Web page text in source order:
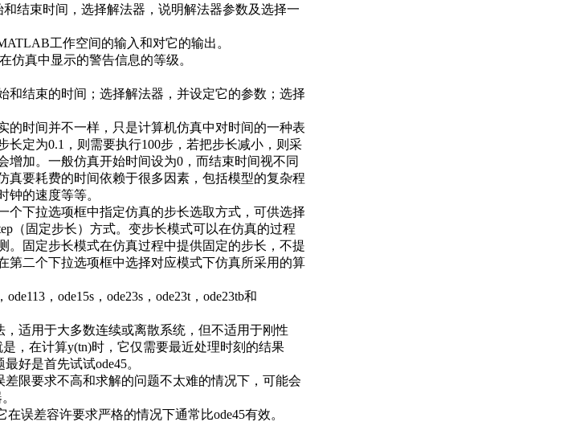
结束时间，选择解法器，说明解法器参数及选择一
工作空间的输入和对它的输出。
仿真中显示的警告信息的等级。
和结束的时间；选择解法器，并设定它的参数；选择
的时间并不一样，只是计算机仿真中对时间的一种表
长定为0.1，则需要执行100步，若把步长减小，则采
增加。一般仿真开始时间设为0，而结束时间视不同
真要耗费的时间依赖于很多因素，包括模型的复杂程
钟的速度等等。
个下拉选项框中指定仿真的步长选取方式，可供选择
（固定步长）方式。变步长模式可以在仿真的过程
。固定步长模式在仿真过程中提供固定的步长，不提
第二个下拉选项框中选择对应模式下仿真所采用的算
，ode15s，ode23s，ode23t，ode23tb和
，适用于大多数连续或离散系统，但不适用于刚性
，在计算y(tn)时，它仅需要最近处理时刻的结果
好是首先试试ode45。
差限要求不高和求解的问题不太难的情况下，可能会
误差容许要求严格的情况下通常比ode45有效。